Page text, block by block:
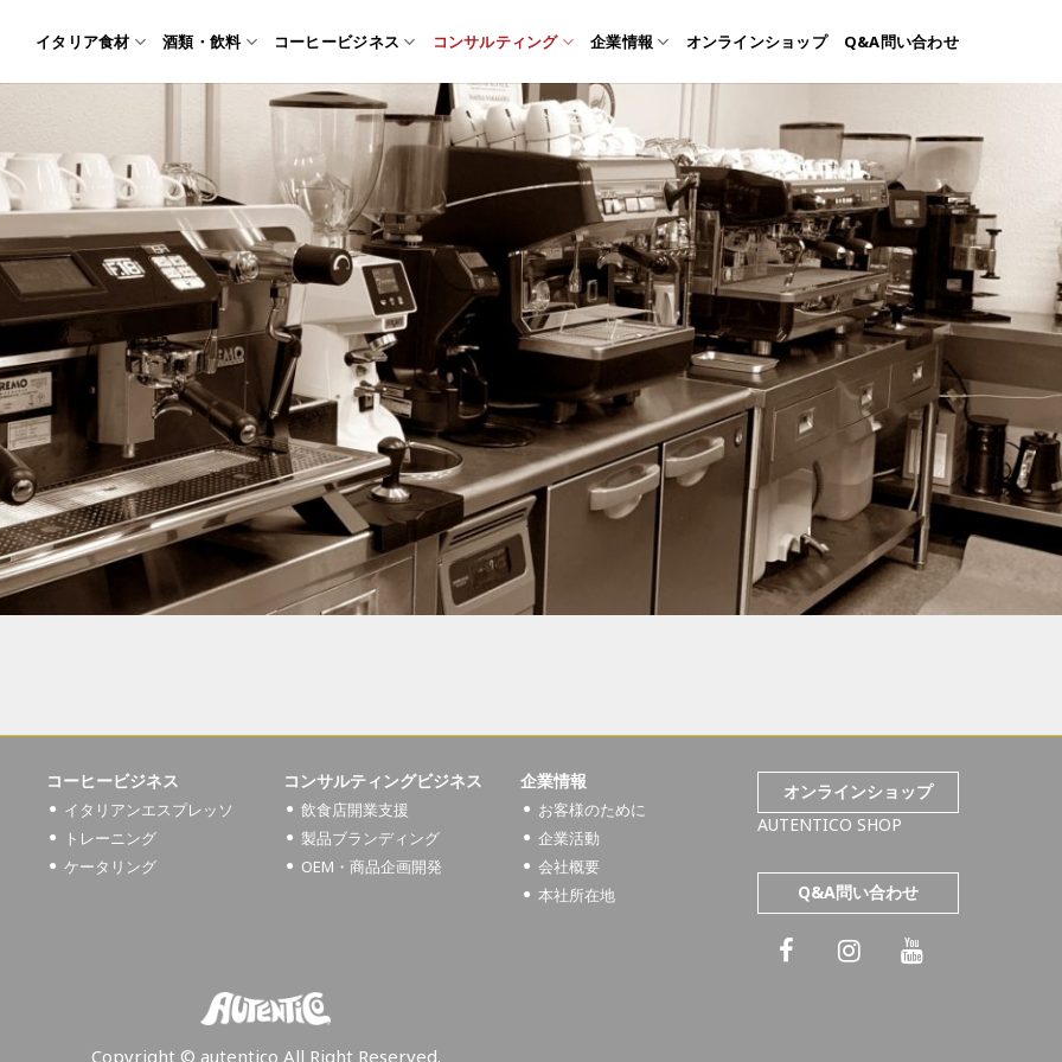
イタリア食材 酒類・飲料 コーヒービジネス コンサルティング 企業情報 オンラインショップ Q&A問い合わせ
コーヒービジネス
イタリアンエスプレッソ
トレーニング
ケータリング
コンサルティングビジネス
飲食店開業支援
製品ブランディング
OEM・商品企画開発
企業情報
お客様のために
企業活動
会社概要
本社所在地
オンラインショップ
AUTENTICO SHOP
Q&A問い合わせ
Copyright © autentico All Right Reserved.